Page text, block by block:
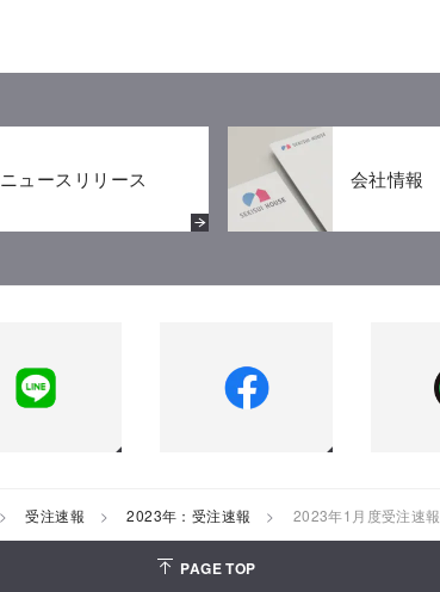
ニュースリリース 会社情報
受注速報 2023年：受注速報 2023年1月度受注速報
PAGE TOP